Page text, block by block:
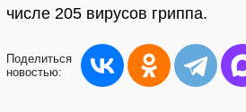
числе 205 вирусов гриппа.
Поделиться
новостью: